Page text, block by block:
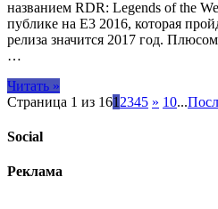
названием RDR: Legends of the
публике на E3 2016, которая
релиза значится 2017 год.
…
Читать »
Страница 1 из 161 2345 » 10...
Social
Реклама